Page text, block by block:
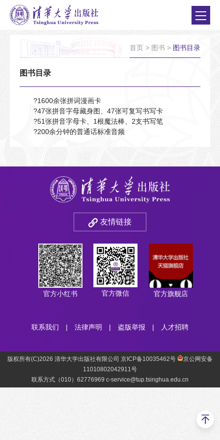
首页 > 图书 > 图书目录
图书目录
?1600余张拼词漫画卡
?47张拼音字母藏身图、47张可复写书写卡
?51张拼音字母卡、1根魔法棒、2支书写笔
?200余分钟的普通话标准音频
友情链接
官方小红书 官方微信 官方旗舰店
联系我们 | 法律声明 | 盗版举报 | 人才招聘
版权所有(C)2026 清华大学出版社有限公司 京ICP备10035462号
京公网安备
11010802042911号
联系方式（010）62776969 c-service@tup.tsinghua.edu.cn